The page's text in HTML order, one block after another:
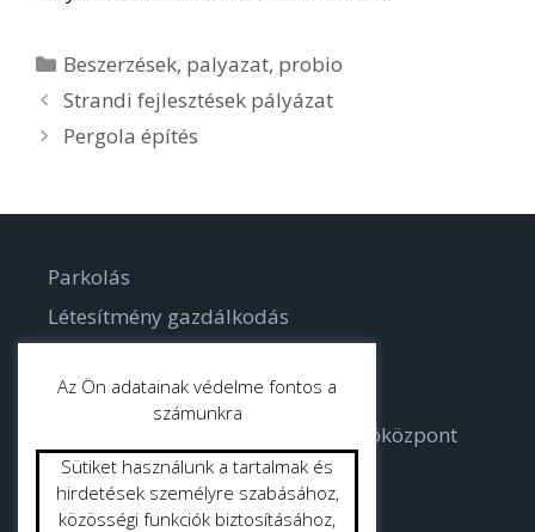
Kategória
Beszerzések, palyazat, probio
Strandi fejlesztések pályázat
Pergola építés
Parkolás
Létesítmény gazdálkodás
Bodorka Balatoni Vízvilág Látogatóközpont
Strandok
Az Ön adatainak védelme fontos a
számunkra
Sütiket használunk a tartalmak és
hirdetések személyre szabásához,
közösségi funkciók biztosításához,